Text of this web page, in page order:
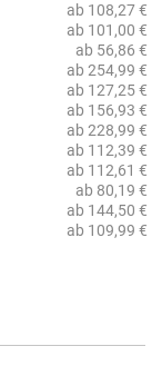
ab 108,27 €
ab 101,00 €
ab 56,86 €
ab 254,99 €
ab 127,25 €
ab 156,93 €
ab 228,99 €
ab 112,39 €
ab 112,61 €
ab 80,19 €
ab 144,50 €
ab 109,99 €